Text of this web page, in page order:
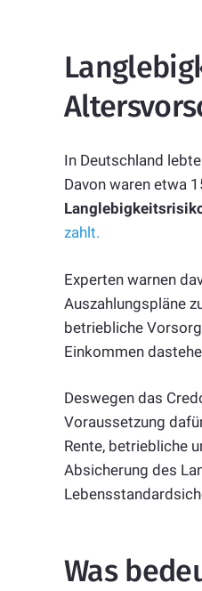
In Deutschland
Davon waren etwa
zahlt.
Experten warnen
Auszahlungspläne
betriebliche
Einkommen
Deswegen das
Voraussetzung
Rente, betriebliche
Absicherung des
Was